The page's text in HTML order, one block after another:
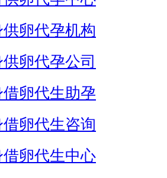
卵代孕机构
卵代孕公司
卵代生助孕
卵代生咨询
借卵代生中心